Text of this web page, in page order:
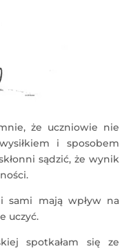
że uczniowie nie
i sposobem
sądzić, że wynik
sami mają wpływ na
uczyć.
spotkałam się ze